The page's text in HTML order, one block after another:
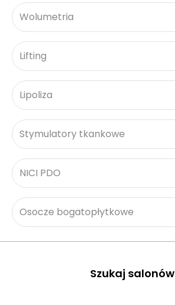
Wolumetria
Lifting
Lipoliza
Stymulatory tkankowe
NICI PDO
Osocze bogatopłytkowe
Szukaj salonów